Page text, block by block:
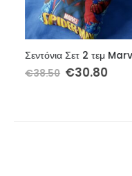
38.50 Original
€ 30.80Η